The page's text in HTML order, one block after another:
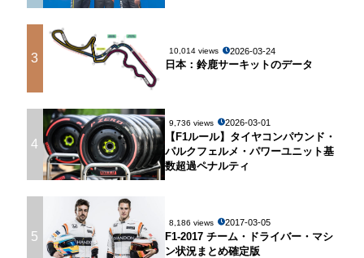
3 10,014 views 2026-03-24
日本：鈴鹿サーキットのデータ
4
9,736 views 2026-03-01
【F1ルール】タイヤコンパウンド・
パルクフェルメ・パワーユニット基
数超過ペナルティ
5
8,186 views 2017-03-05
F1-2017 チーム・ドライバー・マシ
ン状況まとめ確定版